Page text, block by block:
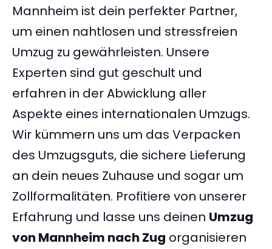
Mannheim ist dein perfekter Partner,
um einen nahtlosen und stressfreien
Umzug zu gewährleisten. Unsere
Experten sind gut geschult und
erfahren in der Abwicklung aller
Aspekte eines internationalen Umzugs.
Wir kümmern uns um das Verpacken
des Umzugsguts, die sichere Lieferung
an dein neues Zuhause und sogar um
Zollformalitäten. Profitiere von unserer
Erfahrung und lasse uns deinen Umzug
von Mannheim nach Zug organisieren